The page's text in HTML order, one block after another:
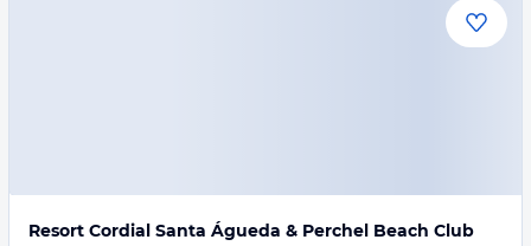
Resort Cordial Santa Águeda & Perchel Beach Club